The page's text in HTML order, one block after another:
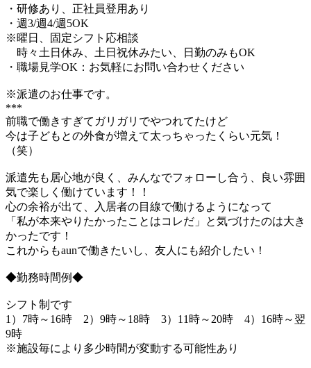
・研修あり、正社員登用あり
・週3/週4/週5OK
※曜日、固定シフト応相談
時々土日休み、土日祝休みたい、日勤のみもOK
・職場見学OK：お気軽にお問い合わせください
※派遣のお仕事です。
***
前職で働きすぎてガリガリでやつれてたけど
今は子どもとの外食が増えて太っちゃったくらい元気！
（笑）
派遣先も居心地が良く、みんなでフォローし合う、良い雰囲
気で楽しく働けています！！
心の余裕が出て、入居者の目線で働けるようになって
「私が本来やりたかったことはコレだ」と気づけたのは大き
かったです！
これからもaunで働きたいし、友人にも紹介したい！
◆勤務時間例◆
シフト制です
1）7時～16時 2）9時～18時 3）11時～20時 4）16時～翌
9時
※施設毎により多少時間が変動する可能性あり